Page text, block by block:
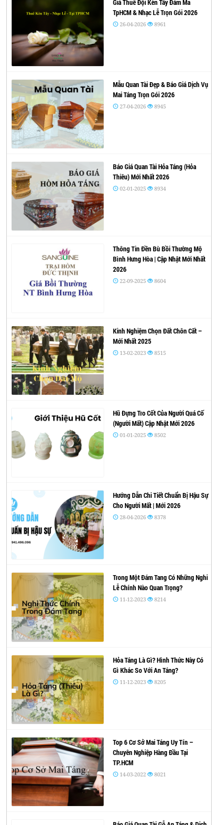
Giá Thuê Đội Kèn Tây Đám Ma
TpHCM & Nhạc Lễ Trọn Gói 2026
26-04-2026 8961
Mẫu Quan Tài Đẹp & Báo Giá Dịch Vụ
Mai Táng Trọn Gói 2026
27-04-2026 8945
Báo Giá Quan Tài Hỏa Táng (Hỏa
Thiêu) Mới Nhất 2026
02-01-2025 8934
Thông Tin Đền Bù Bồi Thường Mộ
Bình Hưng Hòa | Cập Nhật Mới Nhất
2026
22-09-2025 8604
Kinh Nghiệm Chọn Đất Chôn Cất –
Mới Nhất 2025
13-02-2023 8515
Hũ Đựng Tro Cốt Của Người Quá Cố
(Người Mất) Cập Nhật Mới 2026
01-01-2025 8502
Hướng Dẫn Chi Tiết Chuẩn Bị Hậu Sự
Cho Người Mất | Mới 2026
28-04-2026 8378
Trong Một Đám Tang Có Những Nghi
Lễ Chính Nào Quan Trọng?
11-12-2023 8214
Hỏa Táng Là Gì? Hình Thức Này Có
Gì Khác So Với An Táng?
11-12-2023 8205
Top 6 Cơ Sở Mai Táng Uy Tín –
Chuyên Nghiệp Hàng Đầu Tại
TP.HCM
14-03-2022 8021